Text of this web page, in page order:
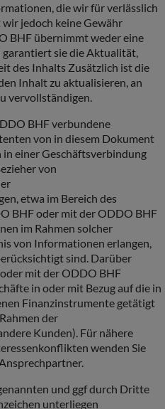
die wir für verlässlich
jedoch keine Gewähr
BHF übernimmt weder eine
sie die Aktualität,
des Inhalts Zusätzlich ist die
Inhalt zu aktualisieren, an
vervollständigen.
BHF verbundene
von in diesem Dokument
einer Geschäftsverbindung
von
etwa im Bereich des
BHF oder mit der ODDO BHF
im Rahmen solcher
von Informationen erlangen,
sind. Darüber
mit der ODDO BHF
in oder mit Bezug auf die in
Finanzinstrumente getätigt
der
Kunden). Für nähere
wenden Sie
und ggf durch Dritte
unterliegen